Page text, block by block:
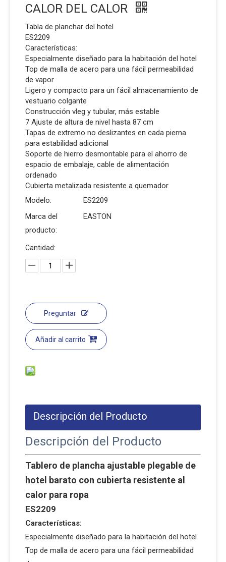
CALOR DEL CALOR
Tabla de planchar del hotel
ES2209
Características:
Especialmente diseñado para la habitación del hotel
Top de malla de acero para una fácil permeabilidad
de vapor
Ligero y compacto para un fácil almacenamiento de
vestuario colgante
Construcción vleg y tubular, más estable
7 Ajuste de altura de nivel hasta 87 cm
Tapas de extremo no deslizantes en cada pierna
para estabilidad adicional
Soporte de hierro desmontable para el ahorro de
espacio de embalaje, cable de alimentación
ordenado
Cubierta metalizada resistente a quemador
Modelo:
ES2209
Marca del
producto:
EASTON
Cantidad:
Preguntar
Añadir al carrito
Descripción del Producto
Descripción del Producto
Tablero de plancha ajustable plegable de
hotel barato con cubierta resistente al
calor para ropa
ES2209
Características:
Especialmente diseñado para la habitación del hotel
Top de malla de acero para una fácil permeabilidad